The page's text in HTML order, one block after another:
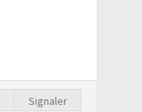
Signaler